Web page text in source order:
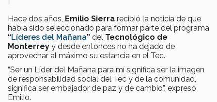
Hace dos años, Emilio Sierra recibió la noticia de que
había sido seleccionado para formar parte del programa
“Líderes del Mañana” del Tecnológico de
Monterrey y desde entonces no ha dejado de
aprovechar al máximo su estancia en el Tec.
“Ser un Líder del Mañana para mí significa ser la imagen
de responsabilidad social del Tec y de la comunidad,
significa ser embajador de paz y de cambio”, expresó
Emilio.